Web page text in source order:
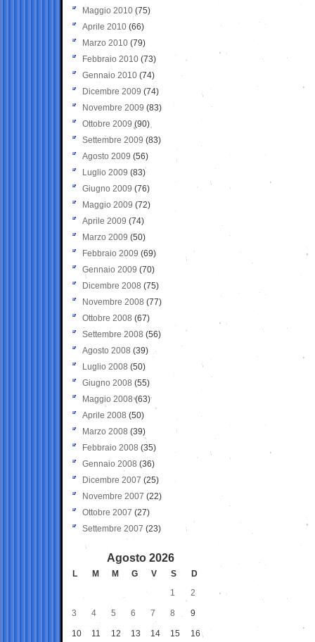
Maggio 2010 (75)
Aprile 2010 (66)
Marzo 2010 (79)
Febbraio 2010 (73)
Gennaio 2010 (74)
Dicembre 2009 (74)
Novembre 2009 (83)
Ottobre 2009 (90)
Settembre 2009 (83)
Agosto 2009 (56)
Luglio 2009 (83)
Giugno 2009 (76)
Maggio 2009 (72)
Aprile 2009 (74)
Marzo 2009 (50)
Febbraio 2009 (69)
Gennaio 2009 (70)
Dicembre 2008 (75)
Novembre 2008 (77)
Ottobre 2008 (67)
Settembre 2008 (56)
Agosto 2008 (39)
Luglio 2008 (50)
Giugno 2008 (55)
Maggio 2008(63)
Aprile 2008 (50)
Marzo 2008 (39)
Febbraio 2008 (35)
Gennaio 2008 (36)
Dicembre 2007 (25)
Novembre 2007 (22)
Ottobre 2007 (27)
Settembre 2007 (23)
Agosto 2026
L M M G V S
D
1
2
3 4 5 6 7 8 9
10 11 12 13 14 15 16